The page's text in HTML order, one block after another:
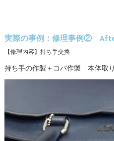
実際の事例：修理事例②
【修理内容】持ち手交換
持ち手の作製＋コバ作製 本体取